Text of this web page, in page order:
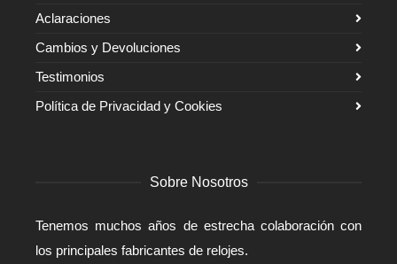
Aclaraciones
Cambios y Devoluciones
Testimonios
Política de Privacidad y Cookies
Sobre Nosotros
Tenemos muchos años de estrecha colaboración con
los principales fabricantes de relojes.